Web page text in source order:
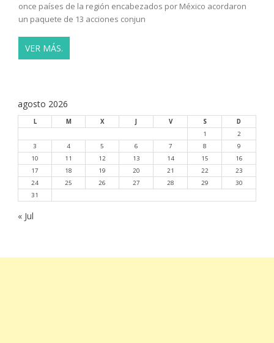
once países de la región encabezados por México acordaron
un paquete de 13 acciones conjun
VER MÁS.
agosto 2026
L M X V S
D
1
2
3
4 5 6 7 8
9
10
11 12 13 14 15
16
17
18 19 20 21 22
23
24
25 26 27 28 29
30
31
« Jul